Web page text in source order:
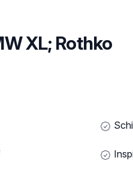
XL; Rothko